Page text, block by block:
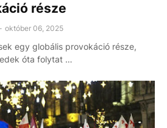
része
- október 06, 2025
egy globális provokáció része,
óta folytat …